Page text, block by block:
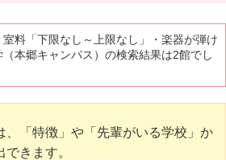
料「下限なし～上限なし」・楽器が弾け
本郷キャンパス）の検索結果は2館でし
、「特徴」や「先輩がいる学校」か
きます。